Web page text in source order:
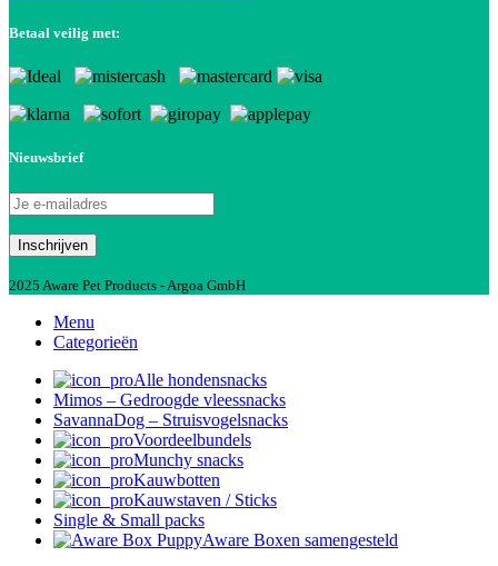
Betaal veilig met:
Nieuwsbrief
2025 Aware Pet Products - Argoa GmbH
Menu
Categorieën
Alle hondensnacks
Mimos – Gedroogde vleessnacks
SavannaDog – Struisvogelsnacks
Voordeelbundels
Munchy snacks
Kauwbotten
Kauwstaven / Sticks
Single & Small packs
Aware Boxen samengesteld